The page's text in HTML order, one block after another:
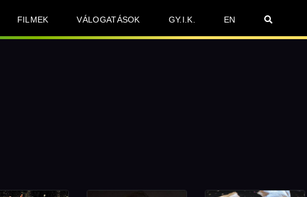
FILMEK VÁLOGATÁSOK GY.I.K. EN